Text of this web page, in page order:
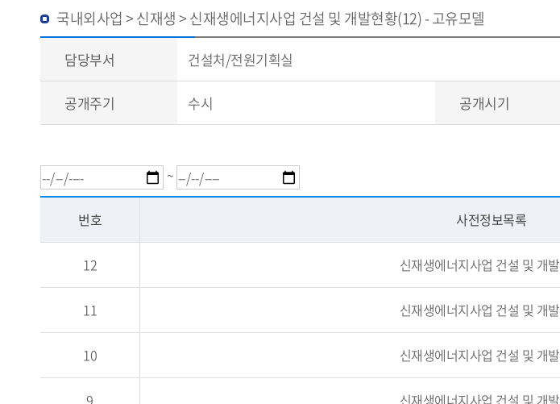
국내외사업 > 신재생 > 신재생에너지사업 건설 및 개발현황(12) - 고유모델
담당부서 건설처/전원기획실
공개주기 수시 공개시기
~
번호 사전정보목록
12 신재생에너지사업 건설 및 개
11 신재생에너지사업 건설 및 개
10 신재생에너지사업 건설 및 개
9 신재생에너지사업 건설 및 개